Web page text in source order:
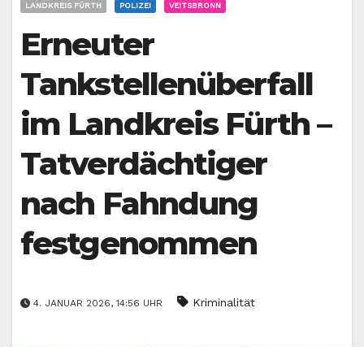
LANDKREIS FÜRTH POLIZEI VEITSBRONN
Erneuter
Tankstellenüberfall
im Landkreis Fürth –
Tatverdächtiger
nach Fahndung
festgenommen
4. JANUAR 2026, 14:56 UHR Kriminalität